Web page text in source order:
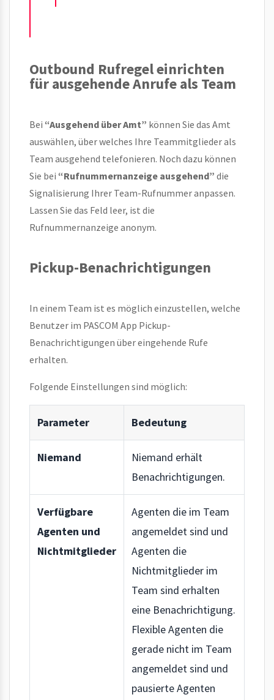
Outbound Rufregel einrichten
für ausgehende Anrufe als Team
Bei “Ausgehend über Amt” können Sie das Amt
auswählen, über welches Ihre Teammitglieder als
Team ausgehend telefonieren. Noch dazu können
Sie bei “Rufnummernanzeige ausgehend” die
Signalisierung Ihrer Team-Rufnummer anpassen.
Lassen Sie das Feld leer, ist die
Rufnummernanzeige anonym.
Pickup-Benachrichtigungen
In einem Team ist es möglich einzustellen, welche
Benutzer im PASCOM App Pickup-
Benachrichtigungen über eingehende Rufe
erhalten.
Folgende Einstellungen sind möglich:
Parameter Bedeutung
Niemand
Niemand erhält
Benachrichtigungen.
Verfügbare
Agenten und
Nichtmitglieder
Agenten die im Team
angemeldet sind und
Agenten die
Nichtmitglieder im
Team sind erhalten
eine Benachrichtigung.
Flexible Agenten die
gerade nicht im Team
angemeldet sind und
pausierte Agenten